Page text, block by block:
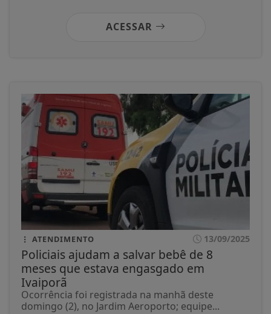
ACESSAR
ATENDIMENTO 13/09/2025
Policiais ajudam a salvar bebê de 8
meses que estava engasgado em
Ivaiporã
Ocorrência foi registrada na manhã deste
domingo (2), no Jardim Aeroporto; equipe...